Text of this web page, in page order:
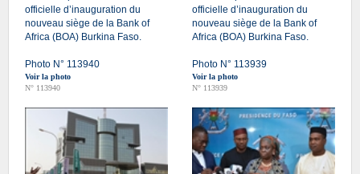
officielle d’inauguration du
nouveau siège de la Bank of
Africa (BOA) Burkina Faso.
Photo N° 113940
Voir la photo
N° 113940
officielle d’inauguration du
nouveau siège de la Bank of
Africa (BOA) Burkina Faso.
Photo N° 113939
Voir la photo
N° 113939